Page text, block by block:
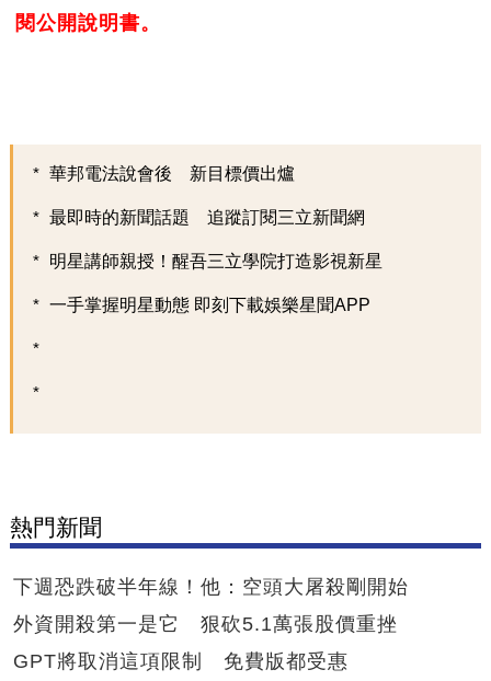
閱公開說明書。
華邦電法說會後 新目標價出爐
最即時的新聞話題 追蹤訂閱三立新聞網
明星講師親授！醒吾三立學院打造影視新星
一手掌握明星動態 即刻下載娛樂星聞APP
熱門新聞
下週恐跌破半年線！他：空頭大屠殺剛開始
外資開殺第一是它 狠砍5.1萬張股價重挫
GPT將取消這項限制 免費版都受惠